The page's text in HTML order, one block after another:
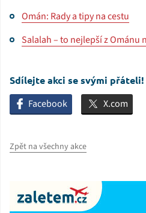
Omán: Rady a tipy na cestu
Salalah – to nejlepší z Ománu
Sdílejte akci se svými přáteli!
Facebook X.com
Zpět na všechny akce